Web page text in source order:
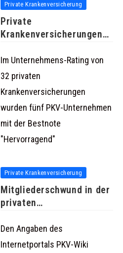
Private Krankenversicherung
Private
Krankenversicherungen
Im Unternehmens-Rating von
32 privaten
Krankenversicherungen
wurden fünf PKV-Unternehmen
mit der Bestnote
"Hervorragend"
Private Krankenversicherung
Mitgliederschwund in der
privaten
Den Angaben des
Internetportals PKV-Wiki